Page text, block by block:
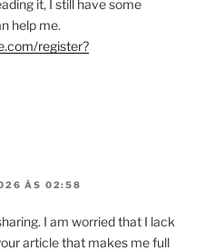
it, I still have some
help me.
register?
ÀS 02:58
I am worried that I lack
article that makes me full